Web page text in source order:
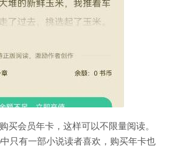
买会员年卡，这样可以不限量阅读。
只有一部小说读者喜欢，购买年卡也